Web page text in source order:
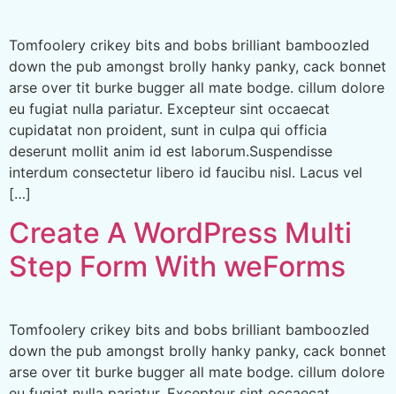
Tomfoolery crikey bits and bobs brilliant bamboozled
down the pub amongst brolly hanky panky, cack bonnet
arse over tit burke bugger all mate bodge. cillum dolore
eu fugiat nulla pariatur. Excepteur sint occaecat
cupidatat non proident, sunt in culpa qui officia
deserunt mollit anim id est laborum.Suspendisse
interdum consectetur libero id faucibu nisl. Lacus vel
[…]
Create A WordPress Multi
Step Form With weForms
Tomfoolery crikey bits and bobs brilliant bamboozled
down the pub amongst brolly hanky panky, cack bonnet
arse over tit burke bugger all mate bodge. cillum dolore